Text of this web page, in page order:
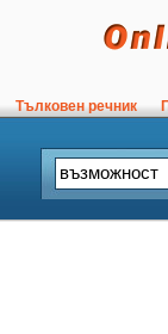
Тълковен речник